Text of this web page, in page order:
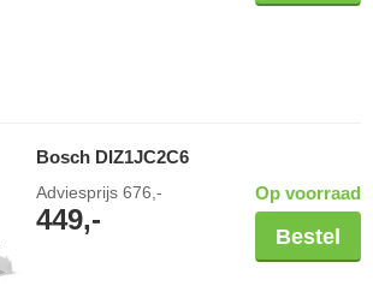
Bosch DIZ1JC2C6
Adviesprijs 676,-
449,-
Op voorraad
Bestel